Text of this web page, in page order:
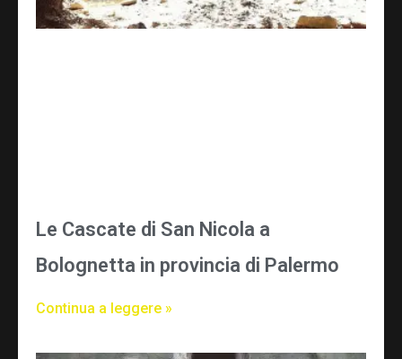
Le Cascate di San Nicola a
Bolognetta in provincia di Palermo
Continua a leggere »